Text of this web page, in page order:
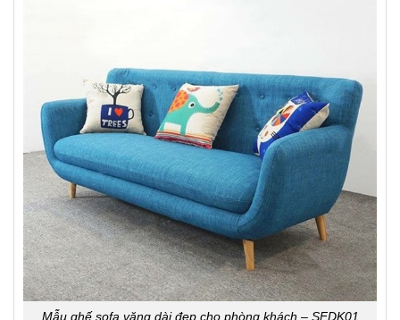
Mẫu ghế sofa văng dài đẹp cho phòng khách – SFDK01